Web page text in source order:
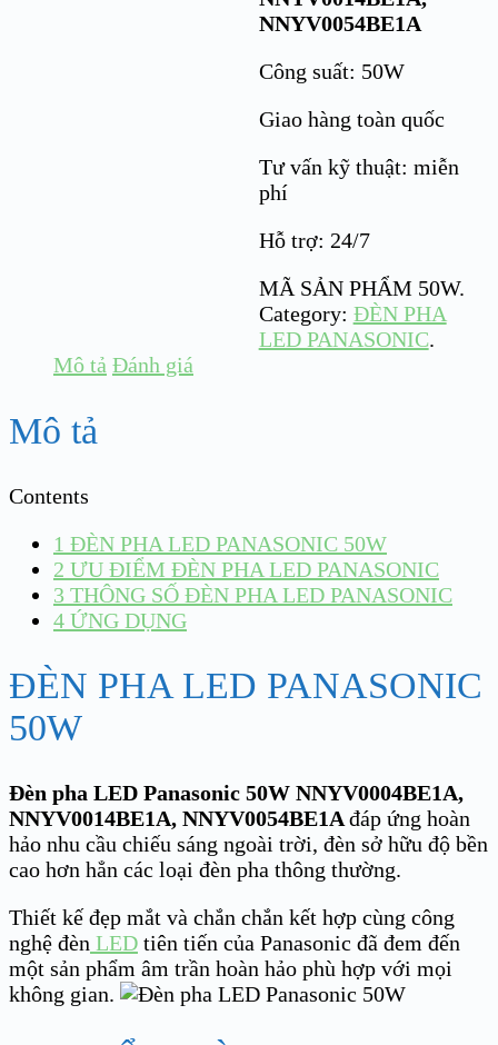
NNYV0054BE1A
Công suất: 50W
Giao hàng toàn quốc
Tư vấn kỹ thuật: miễn
phí
Hỗ trợ: 24/7
MÃ SẢN PHẨM 50W.
Category: ĐÈN PHA
LED PANASONIC.
Mô tả Đánh giá
Mô tả
Contents
1 ĐÈN PHA LED PANASONIC 50W
2 ƯU ĐIỂM ĐÈN PHA LED PANASONIC
3 THÔNG SỐ ĐÈN PHA LED PANASONIC
4 ỨNG DỤNG
ĐÈN PHA LED PANASONIC
50W
Đèn pha LED Panasonic 50W NNYV0004BE1A,
NNYV0014BE1A, NNYV0054BE1Ađáp ứng hoàn
hảo nhu cầu chiếu sáng ngoài trời, đèn sở hữu độ bền
cao hơn hẳn các loại đèn pha thông thường.
Thiết kế đẹp mắt và chắn chắn kết hợp cùng công
nghệ đèn LED tiên tiến của Panasonic đã đem đến
một sản phẩm âm trần hoàn hảo phù hợp với mọi
không gian.